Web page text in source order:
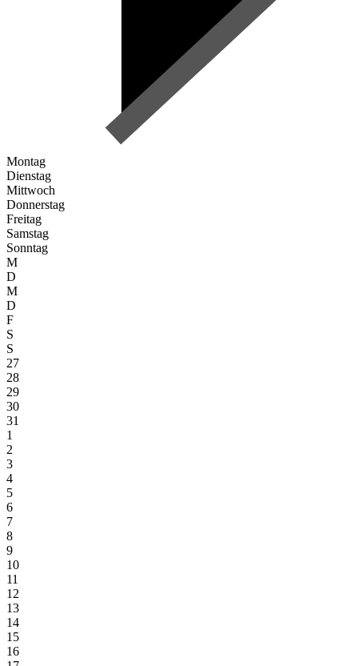
Montag
Dienstag
Mittwoch
Donnerstag
Freitag
Samstag
Sonntag
M
D
M
D
F
S
S
27
28
29
30
31
1
2
3
4
5
6
7
8
9
10
11
12
13
14
15
16